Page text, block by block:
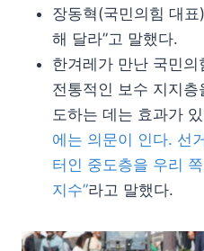
장동혁(국민의힘 대
해 달라”고 말했다.
한겨레가 만난 국민의
전통적인 보수 지지
도하는 데는 효과가
에는 의문이 인다. 선
터인 중도층을 우리
지수”라고 말했다.